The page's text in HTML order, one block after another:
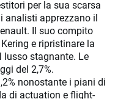
per la sua scarsa
analisti apprezzano il
Il suo compito
e ripristinare la
lusso stagnante. Le
del 2,7%.
nonostante i piani di
di actuation e flight-